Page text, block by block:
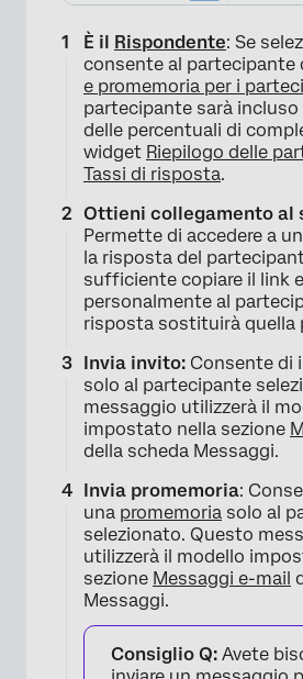
È il Rispondente: Se
consente al partecipante
e promemoria per i
partecipante sarà incluso
delle percentuali di
widget Riepilogo delle
Tassi di risposta.
Ottieni collegamento al
Permette di accedere a
la risposta del
sufficiente copiare il link
personalmente al
risposta sostituirà quella
Invia invito: Consente di
solo al partecipante
messaggio utilizzerà il
impostato nella sezione
della scheda Messaggi.
Invia promemoria:
una promemoria solo al
selezionato. Questo
utilizzerà il modello
sezione Messaggi e-mail
Messaggi.
Consiglio Q: Avete